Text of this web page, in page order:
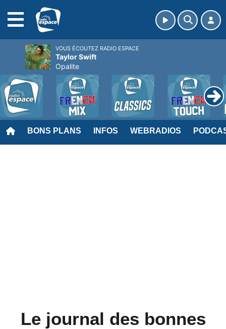
BONS PLANS INFOS WEBRADIOS
Le journal des bonnes
VOUS ÉCOUTEZ RADIO ESPACE
Taylor Swift
Opalite